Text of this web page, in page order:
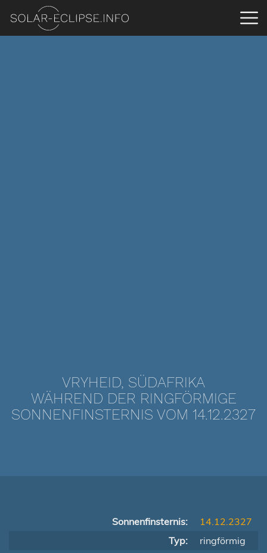
VRYHEID, SÜDAFRIKA
WÄHREND DER RINGFÖRMIGE
SONNENFINSTERNIS VOM 14.12.2327
Sonnenfinsternis:
14.12.2327
Typ:
ringförmig